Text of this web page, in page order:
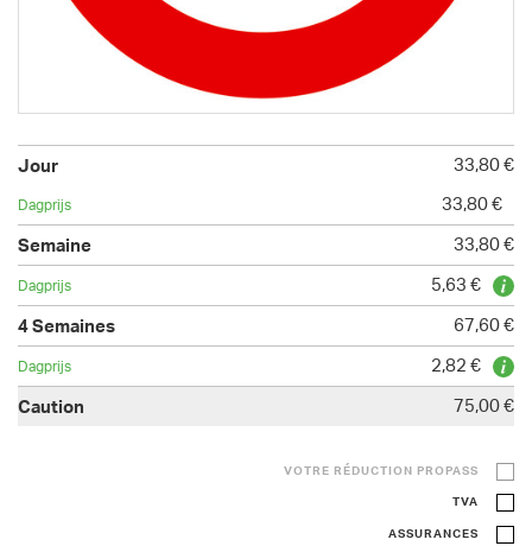
33,80 €
33,80 €
33,80 €
5,63 €
67,60 €
2,82 €
75,00 €
VOTRE RÉDUCTION PROPASS
TVA
ASSURANCES